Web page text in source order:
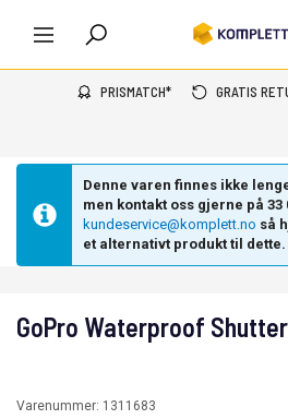
PRISMATCH* GRATIS
Denne varen finnes ikke
men kontakt oss gjerne på 33
kundeservice@komplett.no så
et alternativt produkt til dette.
GoPro Waterproof
Varenummer: 1311683